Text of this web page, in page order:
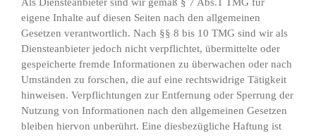
eigene Inhalte auf diesen Seiten nach den allgemeinen
Gesetzen verantwortlich. Nach §§ 8 bis 10 TMG sind wir als
Diensteanbieter jedoch nicht verpflichtet, übermittelte oder
gespeicherte fremde Informationen zu überwachen oder nach
Umständen zu forschen, die auf eine rechtswidrige Tätigkeit
hinweisen. Verpflichtungen zur Entfernung oder Sperrung der
Nutzung von Informationen nach den allgemeinen Gesetzen
bleiben hiervon unberührt. Eine diesbezügliche Haftung ist